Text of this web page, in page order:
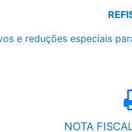
e reduções especiais
NOTA